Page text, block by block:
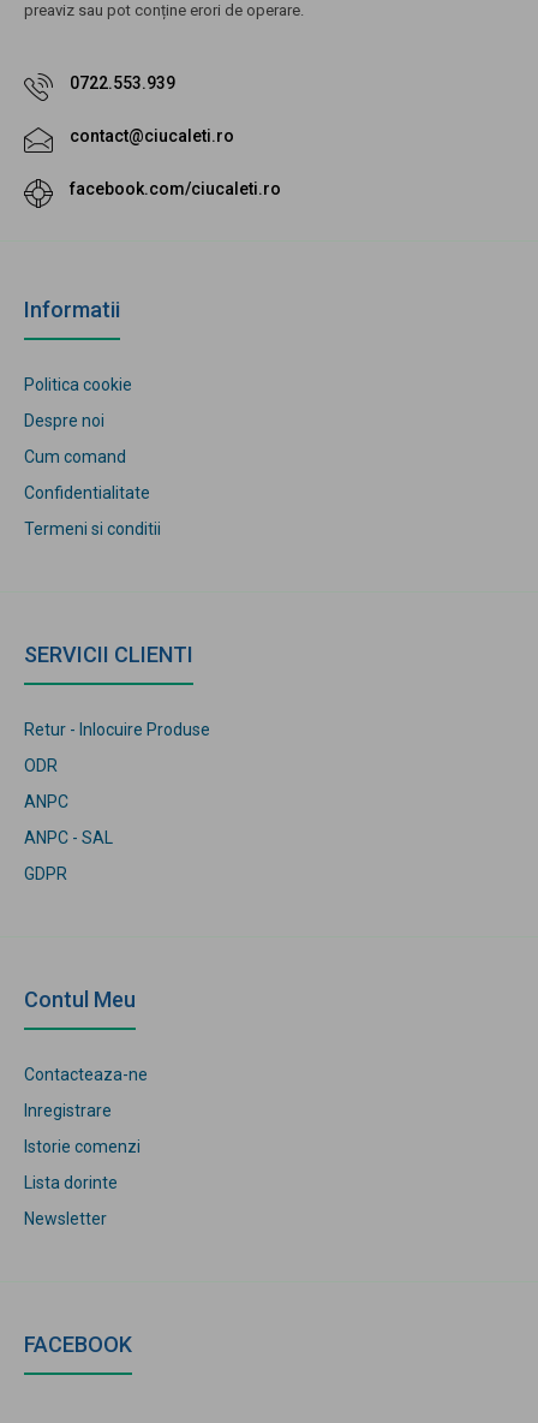
preaviz sau pot conține erori de operare.
0722.553.939
contact@ciucaleti.ro
facebook.com/ciucaleti.ro
Informatii
Politica cookie
Despre noi
Cum comand
Confidentialitate
Termeni si conditii
SERVICII CLIENTI
Retur - Inlocuire Produse
ODR
ANPC
ANPC - SAL
GDPR
Contul Meu
Contacteaza-ne
Inregistrare
Istorie comenzi
Lista dorinte
Newsletter
FACEBOOK